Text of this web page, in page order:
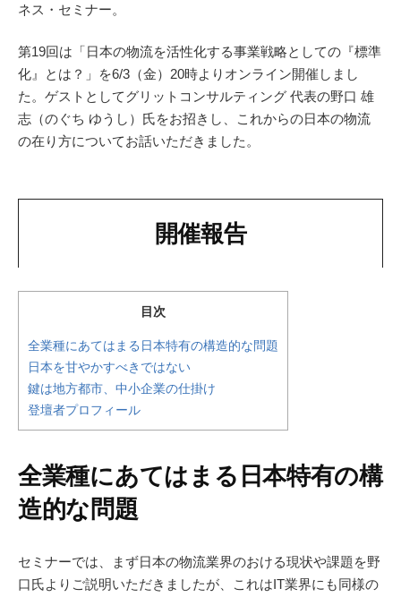
ネス・セミナー。
第19回は「日本の物流を活性化する事業戦略としての『標準
化』とは？」を6/3（金）20時よりオンライン開催しまし
た。ゲストとしてグリットコンサルティング 代表の野口 雄
志（のぐち ゆうし）氏をお招きし、これからの日本の物流
の在り方についてお話いただきました。
開催報告
目次
全業種にあてはまる日本特有の構造的な問題
日本を甘やかすべきではない
鍵は地方都市、中小企業の仕掛け
登壇者プロフィール
全業種にあてはまる日本特有の構
造的な問題
セミナーでは、まず日本の物流業界のおける現状や課題を野
口氏よりご説明いただきましたが、これはIT業界にも同様の